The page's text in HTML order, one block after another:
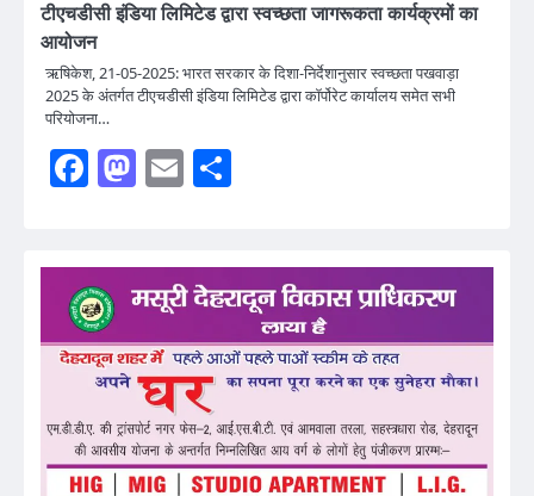
टीएचडीसी इंडिया लिमिटेड द्वारा स्वच्छता जागरूकता कार्यक्रमों का
आयोजन
ऋषिकेश, 21-05-2025: भारत सरकार के दिशा-निर्देशानुसार स्वच्छता पखवाड़ा
2025 के अंतर्गत टीएचडीसी इंडिया लिमिटेड द्वारा कॉर्पोरेट कार्यालय समेत सभी
परियोजना…
Facebook
Mastodon
Email